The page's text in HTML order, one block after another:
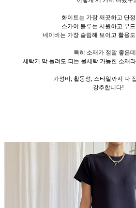
화이트는 가장 깨끗하고 단정
스카이 블루는 시원하고 부드
네이비는 가장 슬림해 보이고 활용도
특히 소재가 정말 좋은데
세탁기 막 돌려도 되는 물세탁 가능한 소재
가성비, 활동성, 스타일까지 다
강추합니다!